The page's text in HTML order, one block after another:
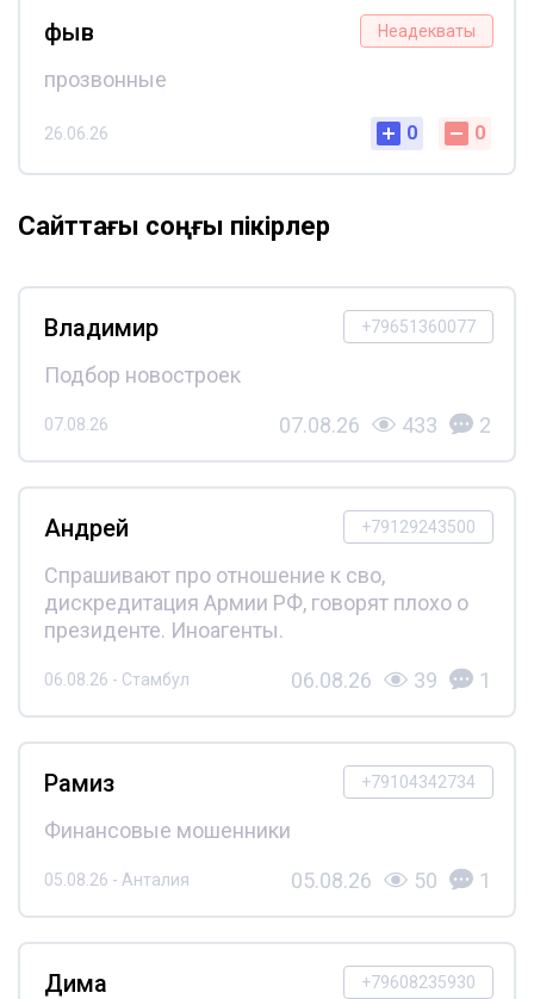
Неадекваты
фыв
прозвонные
26.06.26 0 0
Сайттағы соңғы пікірлер
+79651360077
Владимир
Подбор новостроек
07.08.26 07.08.26 433 2
+79129243500
Андрей
Спрашивают про отношение к сво,
дискредитация Армии РФ, говорят плохо о
президенте. Иноагенты.
06.08.26 - Стамбул 06.08.26 39 1
+79104342734
Рамиз
Финансовые мошенники
05.08.26 - Анталия 05.08.26 50 1
+79608235930
Дима